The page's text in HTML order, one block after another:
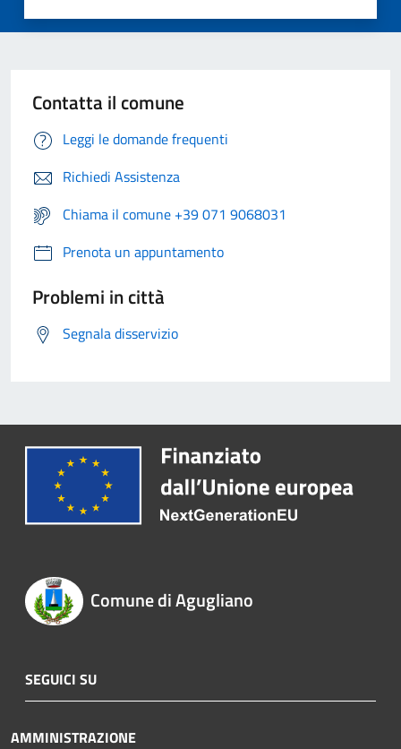
Contatta il comune
Leggi le domande frequenti
Richiedi Assistenza
Chiama il comune +39 071 9068031
Prenota un appuntamento
Problemi in città
Segnala disservizio
Comune di Agugliano
SEGUICI SU
AMMINISTRAZIONE